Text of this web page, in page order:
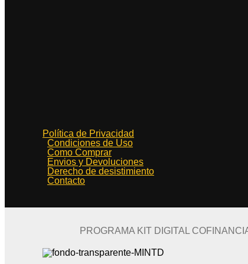
Política de Privacidad
Condiciones de Uso
Como Comprar
Envios y Devoluciones
Derecho de desistimiento
Contacto
PROGRAMA KIT DIGITAL